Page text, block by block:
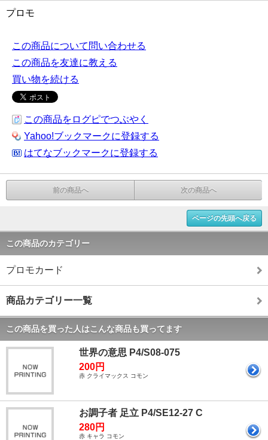
プロモ
この商品について問い合わせる
この商品を友達に教える
買い物を続ける
この商品をログピでつぶやく
Yahoo!ブックマークに登録する
はてなブックマークに登録する
前の商品へ 次の商品へ
ページの先頭へ戻る
この商品のカテゴリー
プロモカード
商品カテゴリー一覧
この商品を買った人はこんな商品も買ってます
世界の意思 P4/S08-075
200円
赤 クライマックス コモン
お調子者 足立 P4/SE12-27 C
280円
赤 キャラ コモン